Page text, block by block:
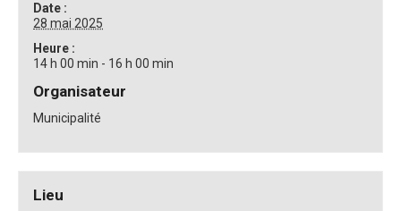
Date :
28 mai 2025
Heure :
14 h 00 min - 16 h 00 min
Organisateur
Municipalité
Lieu